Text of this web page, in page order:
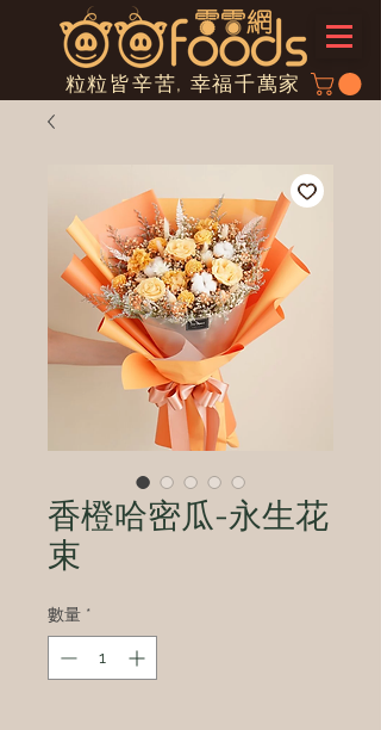
粒粒皆辛苦, 幸福千萬家
香橙哈密瓜-永生花
束
數量 *